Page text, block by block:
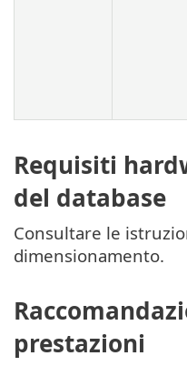
Requisiti
del database
Consultare le
dimensionamento.
prestazioni